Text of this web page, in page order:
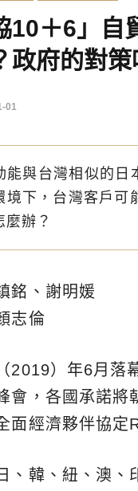
10＋6」
政府的對策
01
能與台灣相似的日
境下，台灣客戶可
麼辦？
銘、謝明媛
志倫
2019）年6月落
會，各國承諾將
面經濟夥伴協定
、韓、紐、澳、